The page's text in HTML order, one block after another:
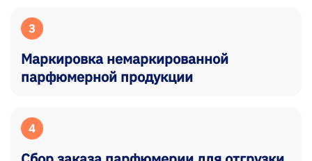
3
Маркировка немаркированной
парфюмерной продукции
4